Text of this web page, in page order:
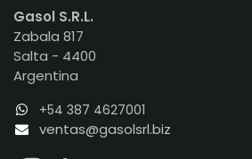
Gasol S.R.L.
Zabala 817
Salta - 4400
Argentina
+54 387 4627001
ventas@gasolsrl.biz